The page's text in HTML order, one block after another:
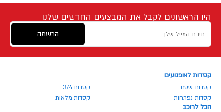
היו הראשונים לקבל את המבצעים החדשים שלנו
הרשמה
קסדות לאופנועים
קסדות שטח
קסדות 3/4
קסדות נפתחות
קסדות מלאות
הכל לרוכב